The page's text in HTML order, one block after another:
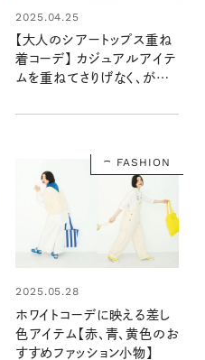
2025.04.25
【大人のシアートップス重ね
着コーデ】 カジュアルアイテ
ムを重ねてさりげなく、がちょ
FASHION
2025.05.28
ホワイトコーデに映える差し
色アイテム【赤、青、黄色のお
すすめファッション小物】